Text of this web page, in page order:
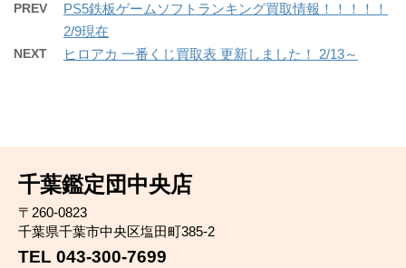
PREV
PS5鉄板ゲームソフトランキング買取情報！！！！！
2/9現在
NEXT ヒロアカ 一番くじ買取表 更新しました！ 2/13～
千葉鑑定団中央店
〒260-0823
千葉県千葉市中央区塩田町385-2
TEL 043-300-7699